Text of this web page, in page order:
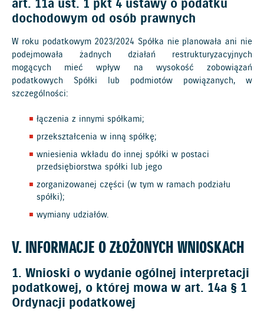
art. 11a ust. 1 pkt 4 ustawy o podatku
dochodowym od osób prawnych
W roku podatkowym 2023/2024 Spółka nie planowała ani nie
podejmowała żadnych działań restrukturyzacyjnych
mogących mieć wpływ na wysokość zobowiązań
podatkowych Spółki lub podmiotów powiązanych, w
szczególności:
łączenia z innymi spółkami;
przekształcenia w inną spółkę;
wniesienia wkładu do innej spółki w postaci
przedsiębiorstwa spółki lub jego
zorganizowanej części (w tym w ramach podziału
spółki);
wymiany udziałów.
V. INFORMACJE O ZŁOŻONYCH WNIOSKACH
1. Wnioski o wydanie ogólnej interpretacji
podatkowej, o której mowa w art. 14a § 1
Ordynacji podatkowej